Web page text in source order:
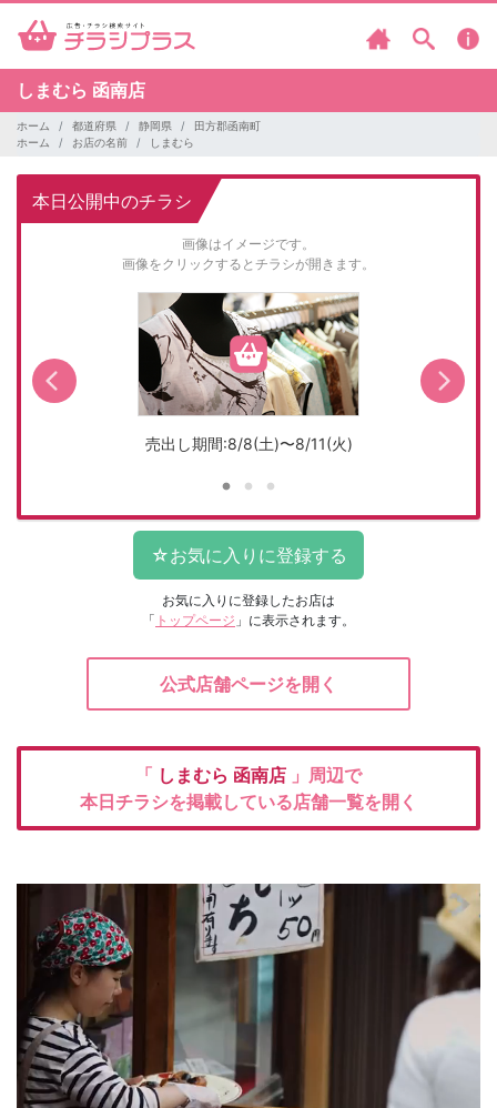
しまむら 函南店
ホーム 都道府県 静岡県
田方郡函南町
ホーム
お店の名前 しまむら
本日公開中のチラシ
画像はイメージです。
画像をクリックするとチラシが開きます。
売出し期間:8/8(土)〜8/11(火)
お気に入りに登録したお店は
「 トップページ 」に表示されます。
公式店舗ページを開く
「 しまむら 函南店 」周辺で
本日チラシを掲載している店舗一覧を開く